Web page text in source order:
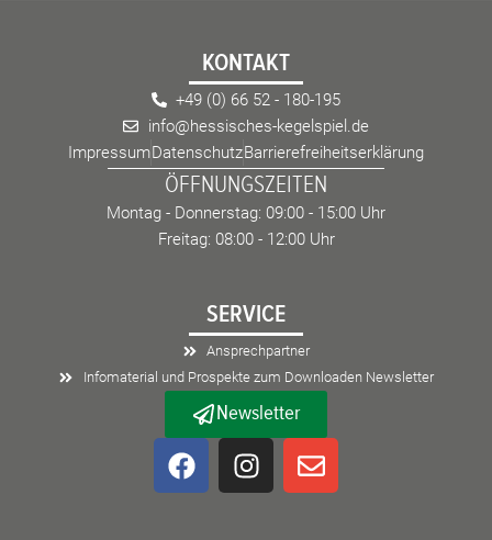
KONTAKT
+49 (0) 66 52 - 180-195
info@hessisches-kegelspiel.de
ImpressumDatenschutzBarrierefreiheitserklärung
ÖFFNUNGSZEITEN
Montag - Donnerstag: 09:00 - 15:00 Uhr
Freitag: 08:00 - 12:00 Uhr
SERVICE
Ansprechpartner
Infomaterial und Prospekte zum Downloaden Newsletter
Newsletter
F
a
I
n
E
n